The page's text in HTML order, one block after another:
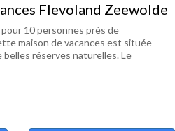
Flevoland Zeewolde
10 personnes près de
maison de vacances est située
belles réserves naturelles. Le